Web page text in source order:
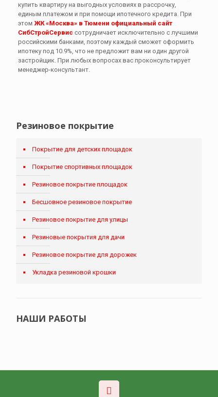
купить квартиру на выгодных условиях в рассрочку,
единым платежом и при помощи ипотечного кредита. При
этом ЖК «Москва» в Тюмени официальный сайт
СибСтройСервис сотрудничает исключительно с лучшими
российскими банками, поэтому каждый сможет оформить
ипотеку под 10.9%, что не предложит вам ни один другой
застройщик. При любых вопросах вас проконсультирует
менеджер-консультант.
Резиновое покрытие
Покрытие для детских площадок
Покрытие спортивных площадок
Резиновое покрытие площадок
Бесшовное резиновое покрытие
Резиновое покрытие для улицы
Резиновые покрытия для дачи
Резиновое покрытие для дорожек
Укладка резиновой крошки
НАШИ РАБОТЫ